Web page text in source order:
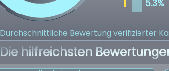
Durchschnittliche Bewertung verifizierter
Die hilfreichsten